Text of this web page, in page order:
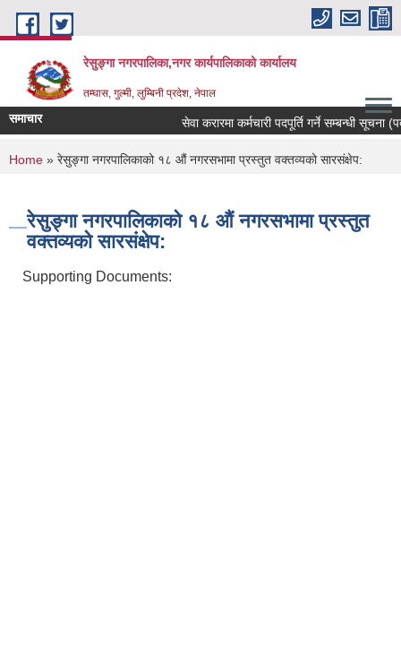
Skip to main content
रेसुङ्गा नगरपालिका,नगर कार्यपालिकाको कार्यालय
तम्घास, गुल्मी, लुम्बिनी प्रदेश, नेपाल
समाचार सेवा करारमा कर्मचारी पदपूर्ति गर्ने सम्बन्धी सूचना
You are here
Home » रेसुङ्गा नगरपालिकाको १८ औं नगरसभामा प्रस्तुत वक्तव्यको सारसंक्षेप:
रेसुङ्गा नगरपालिकाको १८ औं नगरसभामा प्रस्तुत
वक्तव्यको सारसंक्षेप:
Supporting Documents: